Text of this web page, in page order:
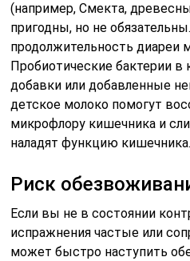
(например, Смекта,
пригодны, но не
продолжительность диареи
Пробиотические бактерии
добавки или добавленные
детское молоко помогут
микрофлору кишечника и
наладят функцию кишечника.
Риск
Если вы не в состоянии
испражнения частые или
может быстро наступить